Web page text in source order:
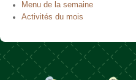
Menu de la semaine
Activités du mois